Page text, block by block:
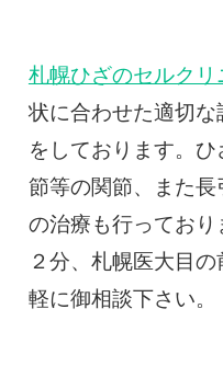
札幌ひざのセルクリ
状に合わせた適切
をしております。
節等の関節、また
の治療も行ってお
２分、札幌医大目
軽に御相談下さい。